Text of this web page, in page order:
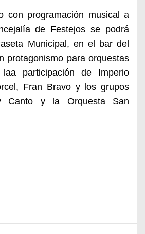
con programación musical a
de Festejos se podrá
Municipal, en el bar del
protagonismo para orquestas
participación de Imperio
Fran Bravo y los grupos
Canto y la Orquesta San